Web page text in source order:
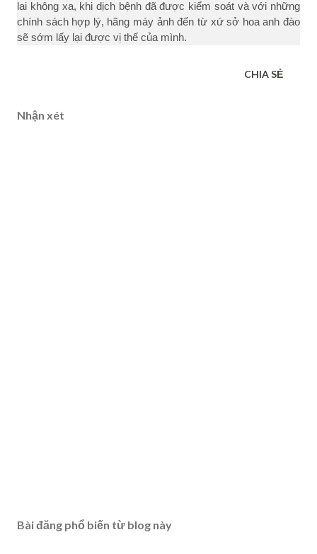
lai không xa, khi dịch bệnh đã được kiểm soát và với những
chính sách hợp lý, hãng máy ảnh đến từ xứ sở hoa anh đào
sẽ sớm lấy lại được vị thế của mình.
CHIA SẺ
Nhận xét
Bài đăng phổ biến từ blog này